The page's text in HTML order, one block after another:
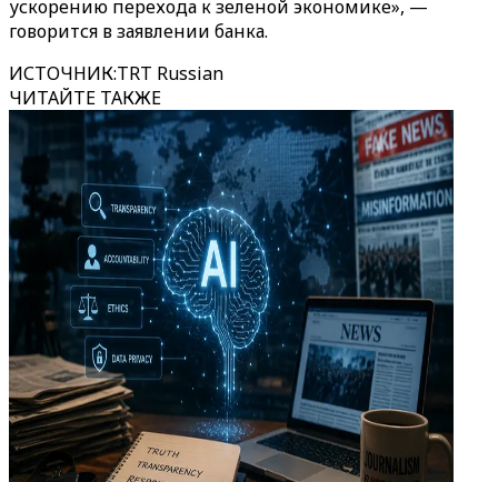
ускорению перехода к зеленой экономике», —
говорится в заявлении банка.
ИСТОЧНИК:TRT Russian
ЧИТАЙТЕ ТАКЖЕ